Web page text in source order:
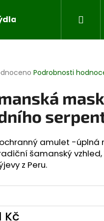
Koloidní stříbro
Podrobnosti
amulet -úplná
šamanský
z Peru.
Kč